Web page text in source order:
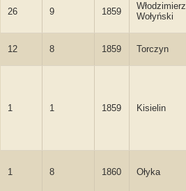
26 9 1859
Włodzimierz
Wołyński
12 8 1859 Torczyn
1 1 1859 Kisielin
1 8 1860 Ołyka